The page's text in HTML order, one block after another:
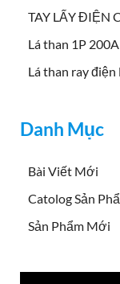
TAY LẤY ĐIỆN
Lá than 1P
Lá than ray
Danh Mục
Bài Viết Mới
Catolog Sản
Sản Phẩm Mới